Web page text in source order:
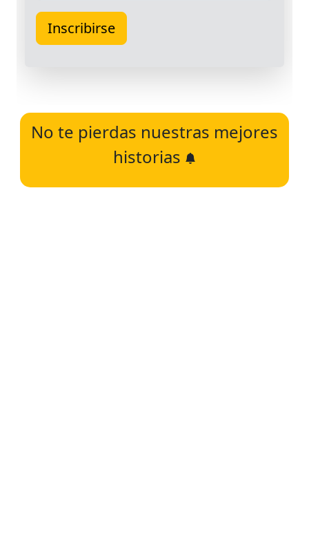
No te pierdas nuestras mejores
historias